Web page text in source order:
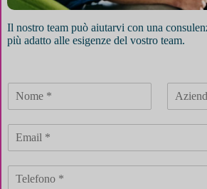
Il nostro team può aiutarvi con una
più adatto alle esigenze del vostro team.